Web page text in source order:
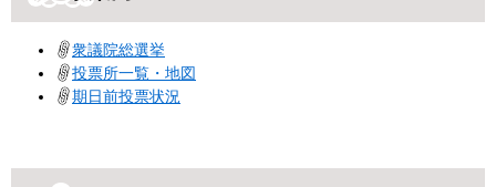
衆議院総選挙
投票所一覧・地図
期日前投票状況